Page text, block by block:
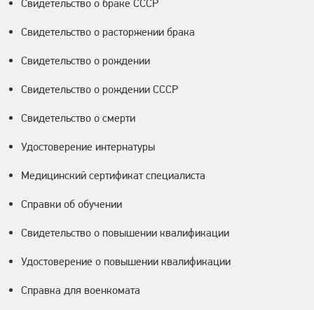
Свидетельство о браке СССР
Свидетельство о расторжении брака
Свидетельство о рождении
Свидетельство о рождении СССР
Свидетельство о смерти
Удостоверение интернатуры
Медицинский сертификат специалиста
Справки об обучении
Свидетельство о повышении квалификации
Удостоверение о повышении квалификации
Справка для военкомата